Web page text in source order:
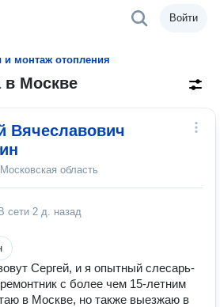
Войти
и монтаж отопления
в Москве
Вячеславович
область
В сети 2 д. назад
Сергей, и я опытный слесарь-
с более чем 15-летним
в Москве, но также выезжаю в